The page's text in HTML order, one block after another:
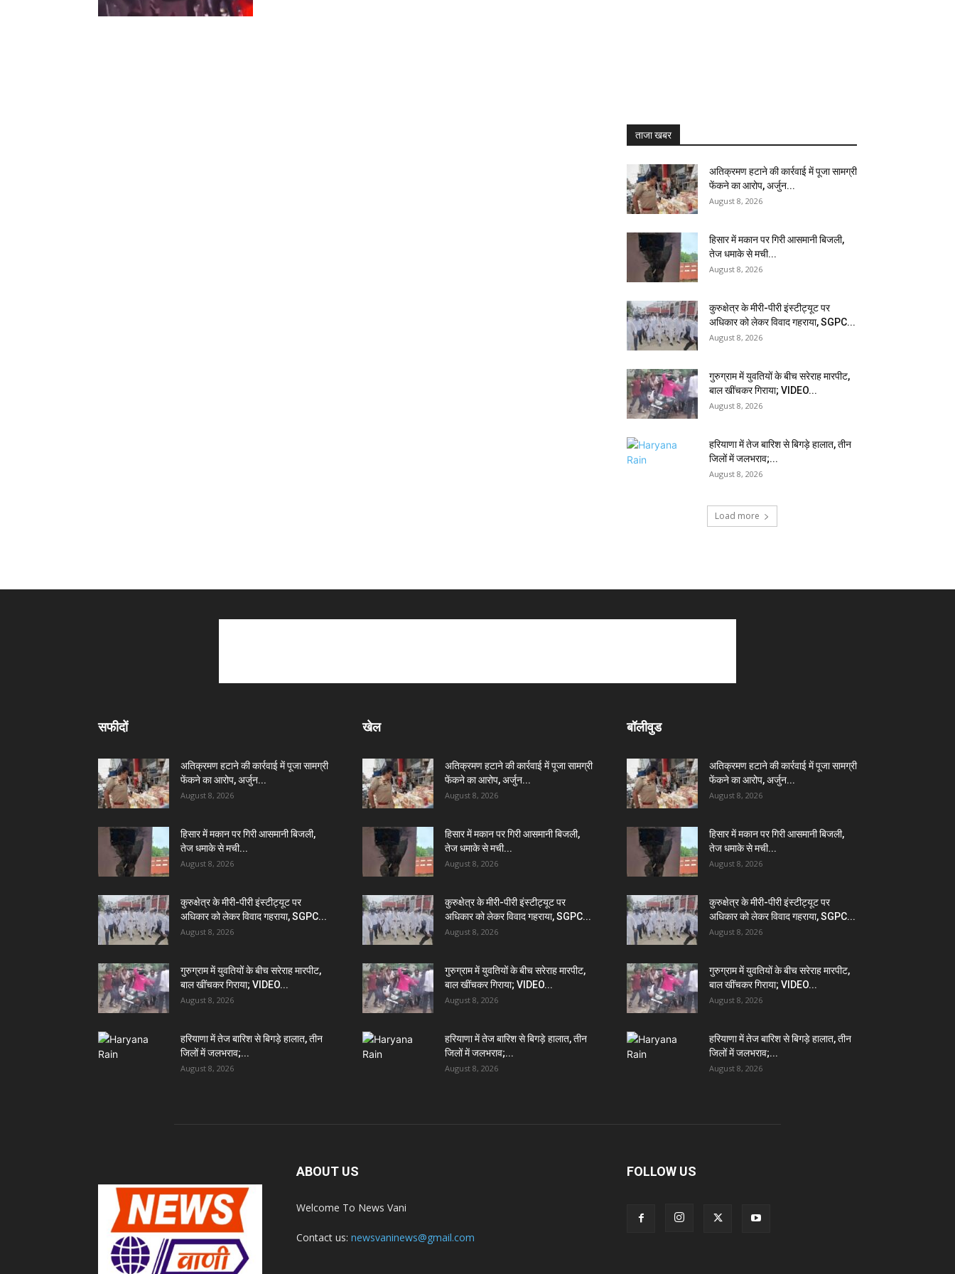
ताजा खबर
अतिक्रमण हटाने की कार्रवाई में पूजा सामग्री
फेंकने का आरोप, अर्जुन...
August 8, 2026
हिसार में मकान पर गिरी आसमानी बिजली,
तेज धमाके से मची...
August 8, 2026
कुरुक्षेत्र के मीरी-पीरी इंस्टीट्यूट पर
अधिकार को लेकर विवाद गहराया, SGPC...
August 8, 2026
गुरुग्राम में युवतियों के बीच सरेराह मारपीट,
बाल खींचकर गिराया; VIDEO...
August 8, 2026
हरियाणा में तेज बारिश से बिगड़े हालात, तीन
जिलों में जलभराव;...
August 8, 2026
Load more
सफीदों
अतिक्रमण हटाने की कार्रवाई में पूजा सामग्री
फेंकने का आरोप, अर्जुन...
August 8, 2026
हिसार में मकान पर गिरी आसमानी बिजली,
तेज धमाके से मची...
August 8, 2026
कुरुक्षेत्र के मीरी-पीरी इंस्टीट्यूट पर
अधिकार को लेकर विवाद गहराया, SGPC...
August 8, 2026
गुरुग्राम में युवतियों के बीच सरेराह मारपीट,
बाल खींचकर गिराया; VIDEO...
August 8, 2026
हरियाणा में तेज बारिश से बिगड़े हालात, तीन
जिलों में जलभराव;...
August 8, 2026
खेल
अतिक्रमण हटाने की कार्रवाई में पूजा सामग्री
फेंकने का आरोप, अर्जुन...
August 8, 2026
हिसार में मकान पर गिरी आसमानी बिजली,
तेज धमाके से मची...
August 8, 2026
कुरुक्षेत्र के मीरी-पीरी इंस्टीट्यूट पर
अधिकार को लेकर विवाद गहराया, SGPC...
August 8, 2026
गुरुग्राम में युवतियों के बीच सरेराह मारपीट,
बाल खींचकर गिराया; VIDEO...
August 8, 2026
हरियाणा में तेज बारिश से बिगड़े हालात, तीन
जिलों में जलभराव;...
August 8, 2026
बॉलीवुड
अतिक्रमण हटाने की कार्रवाई में पूजा सामग्री
फेंकने का आरोप, अर्जुन...
August 8, 2026
हिसार में मकान पर गिरी आसमानी बिजली,
तेज धमाके से मची...
August 8, 2026
कुरुक्षेत्र के मीरी-पीरी इंस्टीट्यूट पर
अधिकार को लेकर विवाद गहराया, SGPC...
August 8, 2026
गुरुग्राम में युवतियों के बीच सरेराह मारपीट,
बाल खींचकर गिराया; VIDEO...
August 8, 2026
हरियाणा में तेज बारिश से बिगड़े हालात, तीन
जिलों में जलभराव;...
August 8, 2026
ABOUT US
Welcome To News Vani
Contact us: newsvaninews@gmail.com
FOLLOW US